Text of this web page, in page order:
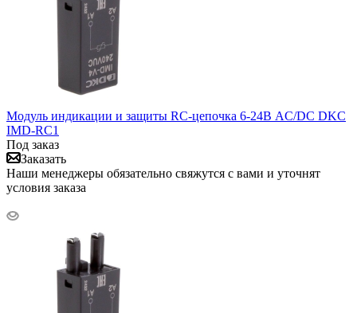
Модуль индикации и защиты RC-цепочка 6-24В AC/DC DKC
IMD-RC1
Под заказ
Заказать
Наши менеджеры обязательно свяжутся с вами и уточнят
условия заказа